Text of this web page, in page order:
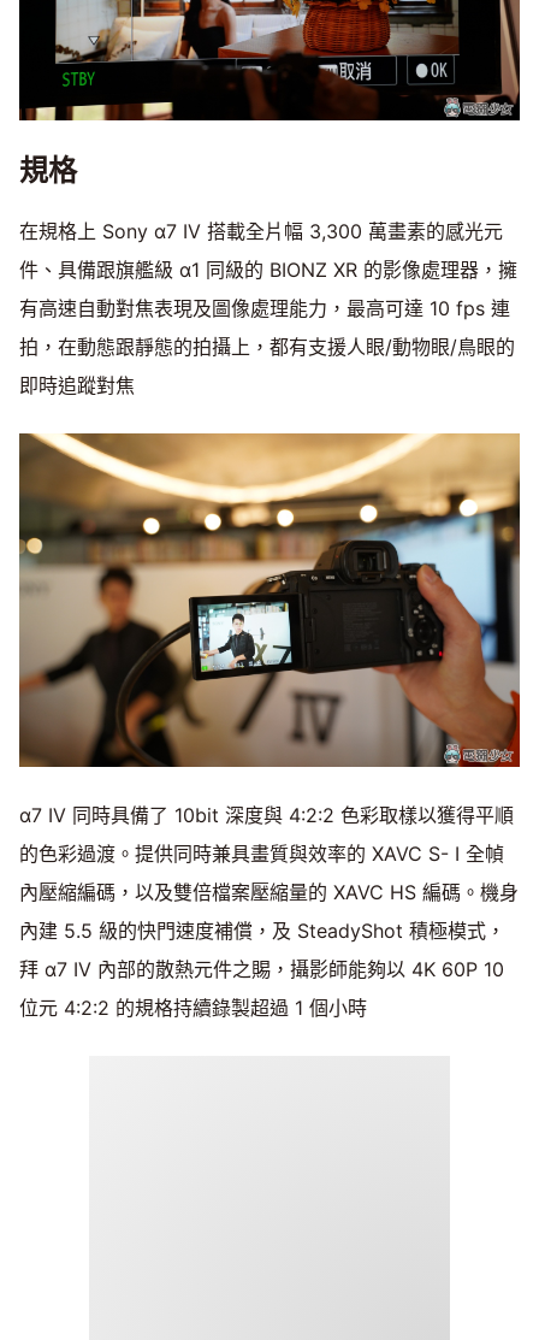
規格
在規格上 Sony α7 IV 搭載全片幅 3,300 萬畫素的感光元
件、具備跟旗艦級 α1 同級的 BIONZ XR 的影像處理器，擁
有高速自動對焦表現及圖像處理能力，最高可達 10 fps 連
拍，在動態跟靜態的拍攝上，都有支援人眼/動物眼/鳥眼的
即時追蹤對焦
α7 IV 同時具備了 10bit 深度與 4:2:2 色彩取樣以獲得平順
的色彩過渡。提供同時兼具畫質與效率的 XAVC S- I 全幀
內壓縮編碼，以及雙倍檔案壓縮量的 XAVC HS 編碼。機身
內建 5.5 級的快門速度補償，及 SteadyShot 積極模式，
拜 α7 IV 內部的散熱元件之賜，攝影師能夠以 4K 60P 10
位元 4:2:2 的規格持續錄製超過 1 個小時